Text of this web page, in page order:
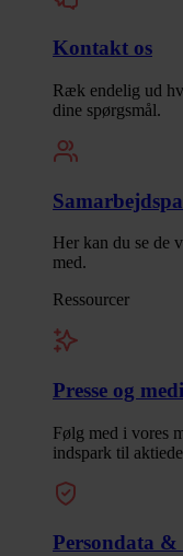
Kontakt os
Ræk endelig ud
dine spørgsmål.
Her kan du se de
med.
Ressourcer
Presse og
Følg med i vores
indspark til
Persondata &